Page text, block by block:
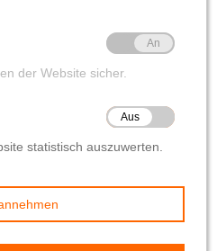
6. Dezember 2023
von uns kam